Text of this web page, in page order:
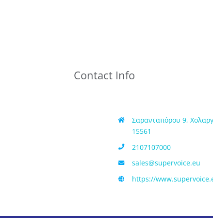
Contact Info
Σαρανταπόρου 9,
15561
2107107000
sales@supervoice.eu
https://